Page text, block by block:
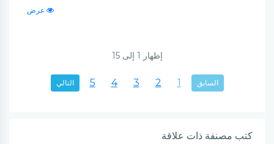
عرض
إظهار 1 إلى15
السابق 1
2
3
4
5 التالي
كتب مصنفة ذات علاقة